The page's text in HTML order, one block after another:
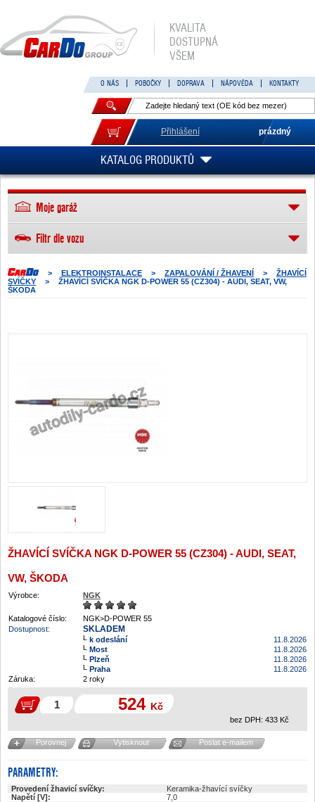
KVALITA
DOSTUPNÁ
VŠEM
O NÁS POBOČKY DOPRAVA NÁPOVĚDA KONTAKTY
Přihlášení prázdný
KATALOG PRODUKTŮ
> ELEKTROINSTALACE > ZAPALOVÁNÍ / ŽHAVENÍ >
ŽHAVÍCÍ
SVÍČKY
>
ŽHAVÍCÍ SVÍČKA NGK D-POWER 55 (CZ304) - AUDI, SEAT, VW,
ŠKODA
ŽHAVÍCÍ SVÍČKA NGK D-POWER 55 (CZ304) - AUDI, SEAT,
VW, ŠKODA
Výrobce: NGK
Katalogové číslo:
NGK>D-POWER 55
Dostupnost:
SKLADEM
k odeslání
11.8.2026
Most
11.8.2026
Plzeň
11.8.2026
Praha
11.8.2026
Záruka:
2 roky
524 Kč
bez DPH: 433 Kč
Porovnej Vytisknout Poslat e-mailem
PARAMETRY:
Provedení žhavicí svíčky:
Keramika-žhavící svíčky
Napětí [V]:
7,0
Moje garáž
Filtr dle vozu